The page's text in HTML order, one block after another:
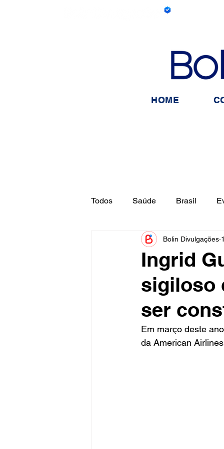
Todos Saúde Brasil
Informe Publicitário
Acidente Tecnologia
Ingrid
sigiloso
ser
Bolin Divulgações
Em março deste
da American Airlines
HOME